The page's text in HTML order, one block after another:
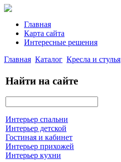
Главная
Карта сайта
Интересные решения
Главная Каталог Кресла и стулья
Найти на сайте
Интерьер спальни
Интерьер детской
Гостиная и кабинет
Интерьер прихожей
Интерьер кухни